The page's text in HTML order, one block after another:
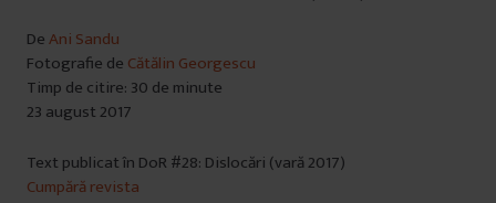
DeAni Sandu
Fotografie de Cătălin Georgescu
Timp de citire: 30 de minute
23 august 2017
Text publicat în DoR #28: Dislocări (vară 2017)
Cumpără revista